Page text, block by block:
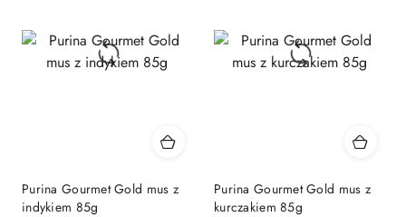
Purina Gourmet Gold mus z
indykiem 85g
Purina Gourmet Gold mus z
kurczakiem 85g